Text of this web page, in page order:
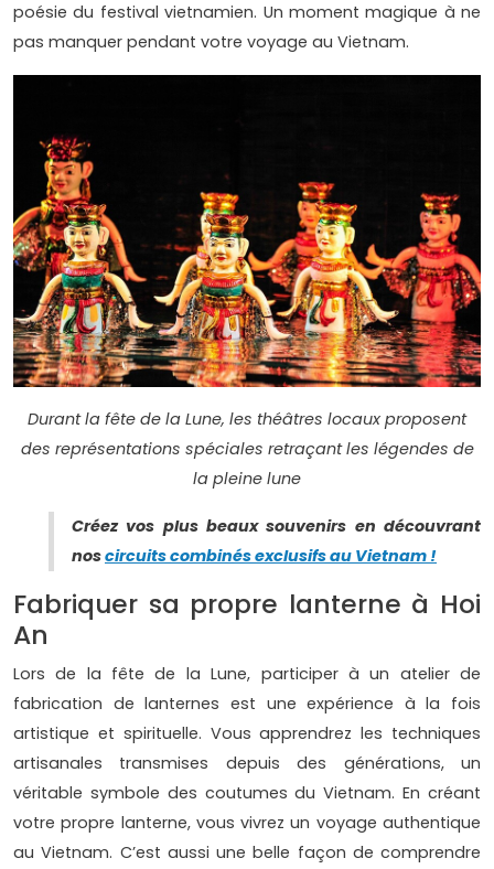
poésie du festival vietnamien. Un moment magique à ne
pas manquer pendant votre voyage au Vietnam.
Durant la fête de la Lune, les théâtres locaux proposent
des représentations spéciales retraçant les légendes de
la pleine lune
Créez vos plus beaux souvenirs en découvrant
noscircuits combinés exclusifs au Vietnam !
Fabriquer sa propre lanterne à Hoi
An
Lors de la fête de la Lune, participer à un atelier de
fabrication de lanternes est une expérience à la fois
artistique et spirituelle. Vous apprendrez les techniques
artisanales transmises depuis des générations, un
véritable symbole des coutumes du Vietnam. En créant
votre propre lanterne, vous vivrez un voyage authentique
au Vietnam. C’est aussi une belle façon de comprendre